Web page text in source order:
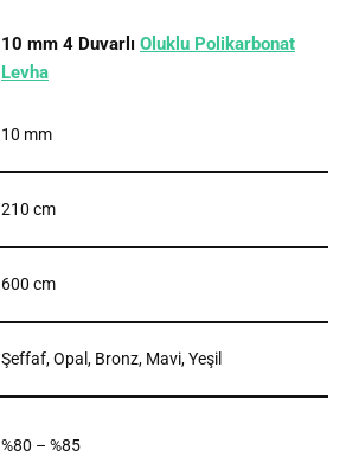
10 mm 4 Duvarlı Oluklu Polikarbonat
Levha
10 mm
210 cm
600 cm
Şeffaf, Opal, Bronz, Mavi, Yeşil
%80 – %85